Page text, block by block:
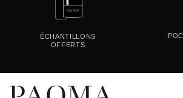
ÉCHANTILLONS
OFFERTS